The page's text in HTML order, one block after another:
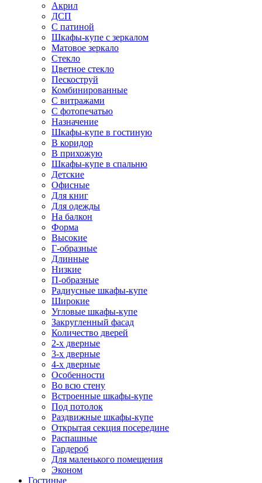
Акрил
ДСП
С патиной
Шкафы-купе с зеркалом
Матовое зеркало
Стекло
Цветное стекло
Пескоструй
Комбинированные
С витражами
С фотопечатью
Назначение
Шкафы-купе в гостиную
В коридор
В прихожую
Шкафы-купе в спальню
Детские
Офисные
Для книг
Для одежды
На балкон
Форма
Высокие
Г-образные
Длинные
Низкие
П-образные
Радиусные шкафы-купе
Широкие
Угловые шкафы-купе
Закругленный фасад
Количество дверей
2-х дверные
3-х дверные
4-х дверные
Особенности
Во всю стену
Встроенные шкафы-купе
Под потолок
Раздвижные шкафы-купе
Открытая секция посередине
Распашные
Гардероб
Для маленького помещения
Эконом
Гостиные